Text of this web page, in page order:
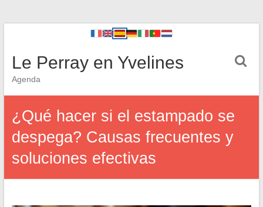
Le Perray en Yvelines
Agenda
¿Qué hacer si el estampado se
despega? Causas frecuentes y
soluciones efectivas